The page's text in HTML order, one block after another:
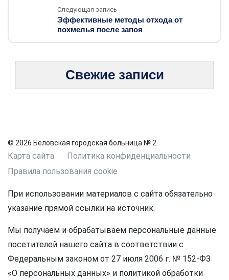
Следующая запись
Эффективные методы отхода от
похмелья после запоя
Свежие записи
© 2026 Беловская городская больница № 2
Карта сайта
Политика конфиденциальности
Правила пользования cookie
При использовании материалов с сайта обязательно
указание прямой ссылки на источник.
Мы получаем и обрабатываем персональные данные
посетителей нашего сайта в соответствии с
Федеральным законом от 27 июля 2006 г. № 152-ФЗ
«О персональных данных» и политикой обработки